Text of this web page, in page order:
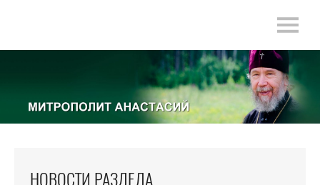
НОВОСТИ РАЗДЕЛА